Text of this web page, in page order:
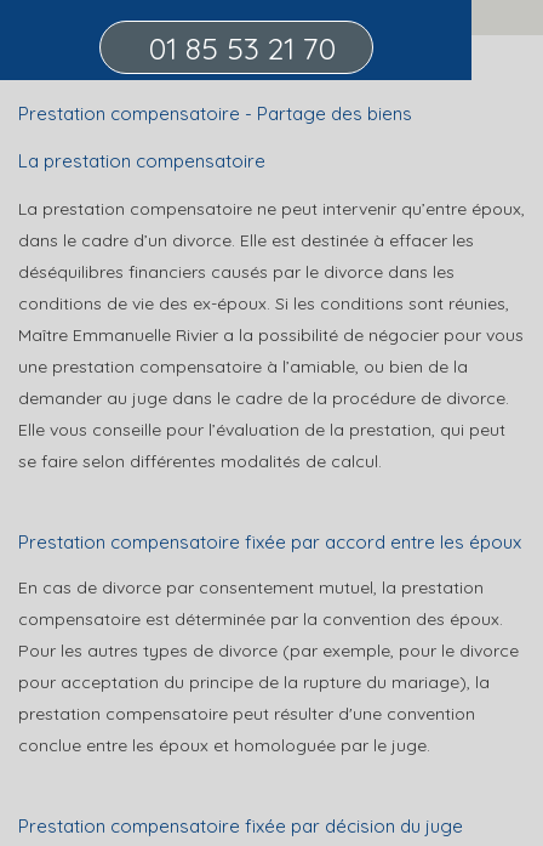
01 85 53 21 70
Prestation compensatoire - Partage des biens
La prestation compensatoire
La prestation compensatoire ne peut intervenir qu’entre époux,
dans le cadre d’un divorce. Elle est destinée à effacer les
déséquilibres financiers causés par le divorce dans les
conditions de vie des ex-époux. Si les conditions sont réunies,
Maître Emmanuelle Rivier a la possibilité de négocier pour vous
une prestation compensatoire à l’amiable, ou bien de la
demander au juge dans le cadre de la procédure de divorce.
Elle vous conseille pour l’évaluation de la prestation, qui peut
se faire selon différentes modalités de calcul.
Prestation compensatoire fixée par accord entre les époux
En cas de divorce par consentement mutuel, la prestation
compensatoire est déterminée par la convention des époux.
Pour les autres types de divorce (par exemple, pour le divorce
pour acceptation du principe de la rupture du mariage), la
prestation compensatoire peut résulter d'une convention
conclue entre les époux et homologuée par le juge.
Prestation compensatoire fixée par décision du juge